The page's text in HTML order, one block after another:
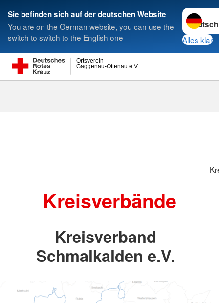
Sie befinden sich auf der deutschen Website
You are on the German website, you can use the
switch to switch to the English one
Sprache
Alles klar
Gaggenau-Ottenau e.V.
Ortsverein
Suche
Kreisverbände
Kreisverband
Schmalkalden e.V.